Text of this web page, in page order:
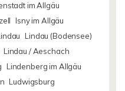
im Allgäu
Isny im Allgäu
Lindau (Bodensee)
Lindau / Aeschach
Lindenberg im Allgäu
Ludwigsburg